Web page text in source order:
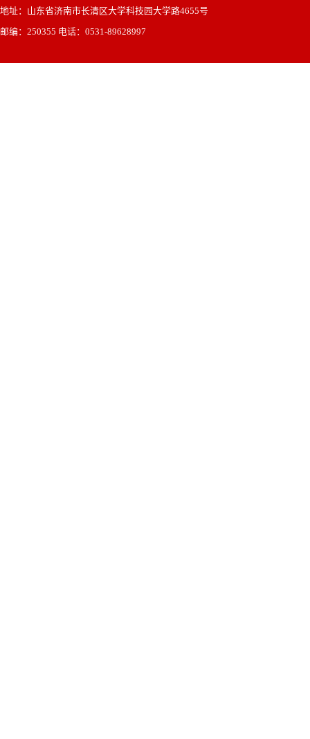
地址：山东省济南市长清区大学科技园大学路4655号
邮编：250355 电话：0531-89628997